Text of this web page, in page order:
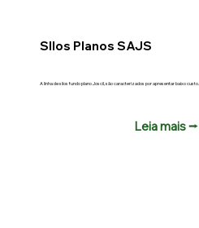
SIlos Planos SAJS
A linha de silos fundo plano Joscil, são caracterizados por apresentar baixo custo...
Leia mais ⭢